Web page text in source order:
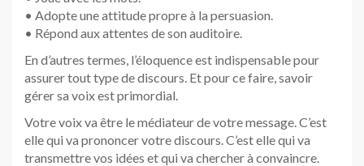
• Adopte une attitude propre à la persuasion.
• Répond aux attentes de son auditoire.
En d’autres termes, l’éloquence est indispensable pour
assurer tout type de discours. Et pour ce faire, savoir
gérer sa voix est primordial.
Votre voix va être le médiateur de votre message. C’est
elle qui va prononcer votre discours. C’est elle qui va
transmettre vos idées et qui va chercher à convaincre.